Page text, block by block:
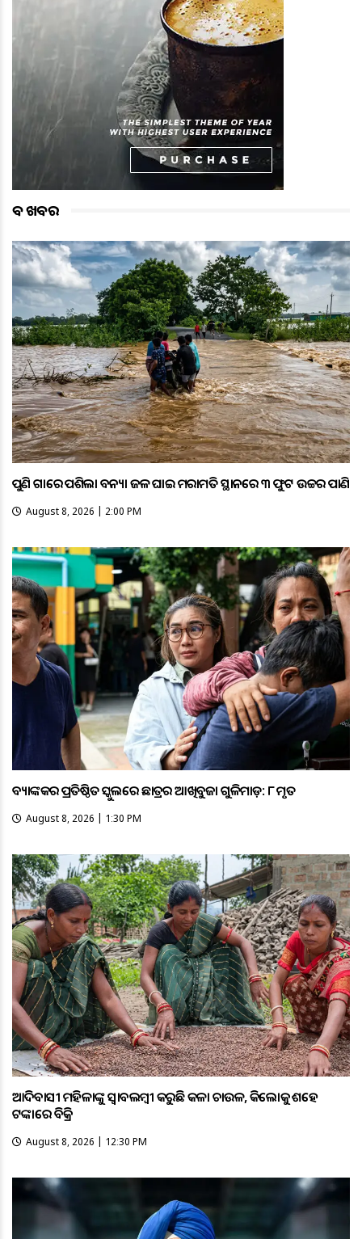
ବଡ ଖବର
ପୁଣି ଗାଁରେ ପଶିଲା ବନ୍ୟା ଜଳ ଘାଇ ମରାମତି ସ୍ଥାନରେ ୩ ଫୁଟ ଉଚ୍ଚର ପାଣି
August 8, 2026 | 2:00 PM
ବ୍ୟାଙ୍କକର ପ୍ରତିଷ୍ଠିତ ସ୍କୁଲରେ ଛାତ୍ରର ଆଖିବୁଜା ଗୁଳିମାଡ଼: ୮ ମୃତ
August 8, 2026 | 1:30 PM
ଆଦିବାସୀ ମହିଳାଙ୍କୁ ସ୍ଵାବଲମ୍ଵୀ କରୁଛି କଳା ଚାଉଳ, କିଲୋକୁ ଶହେ
ଟଙ୍କାରେ ବିକ୍ରି
August 8, 2026 | 12:30 PM